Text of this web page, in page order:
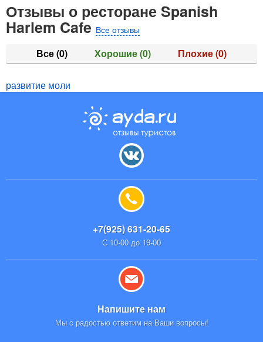
Отзывы о ресторане Spanish
Harlem Cafe Все отзывы
Все(0) Хорошие(0) Плохие(0)
развитие моли
+7(925) 631-20-65
С 10-00 до 19-00
Напишите нам
Мы с радостью ответим на Ваши вопросы!